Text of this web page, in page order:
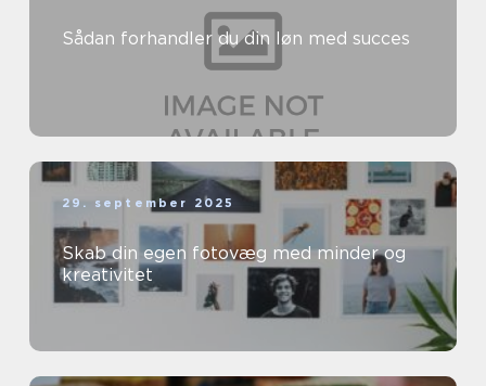
Sådan forhandler du din løn med succes
29. september 2025
Skab din egen fotovæg med minder og
kreativitet